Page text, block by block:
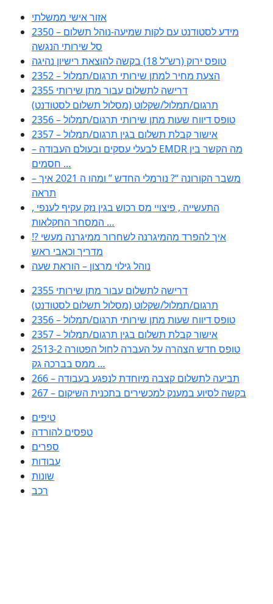
אזור אישי ממשלתי
2350 – מידע לסטודנט עם לקות שמיעה-נוהל תשלום
סל שירותי הנגשה
טופס ירוק (רש”ל 18) בקשה להוצאת רישיון נהיגה
2352 – הצעת מחיר למתן שירותי תרגום/תמלול
2355 דרישה לתשלום עבור מתן שירותי
תרגום/תמלול/שקלוט (מסלול תשלום לסטודנט)
2356 – טופס דיווח שעות מתן שירותי תרגום/תמלול
2357 – אישור קבלת תשלום בגין תרגום/תמלול
– לבעלי עסקים ובעולם העבודה EMDR מה הקשר בין
חסמים …
– משבר הקורונה “? נורמלי החדש ” ומהו ה 2021 איך
תראה
, התעשייה , פיצויי מס רכוש בגין נזק עקיף לענפי
המסחר החקלאות …
!? איך להפרד מהמיגרנה לשחרור ממיגרנה מעשי
מדריך וכאבי ראש
נוהל גילוי מרצון – הוראת שעה
2355 דרישה לתשלום עבור מתן שירותי
תרגום/תמלול/שקלוט (מסלול תשלום לסטודנט)
2356 – טופס דיווח שעות מתן שירותי תרגום/תמלול
2357 – אישור קבלת תשלום בגין תרגום/תמלול
2513-2 טופס חדש הצהרה על העברה לחול הפטורה
ממס בברכה גק …
266 – תביעה לתשלום קצבה מיוחדת לנפגע בעבודה
267 – בקשה לסיוע במענק למכשירים בתכנית השיקום
טיפים
טפסים להורדה
ספרים
עבודות
שונות
רכב